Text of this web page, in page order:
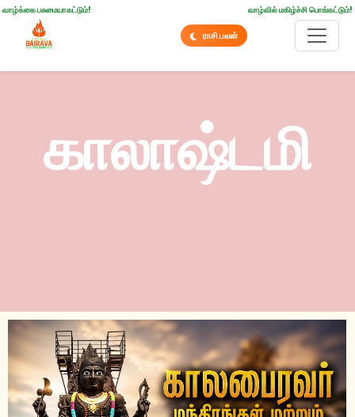
வாழ்க்கை பசுமையாகட்டும்! வாழ்வில் மகிழ்ச்சி பொங்கட்டும்!
ராசி பலன்
காலாஷ்டமி